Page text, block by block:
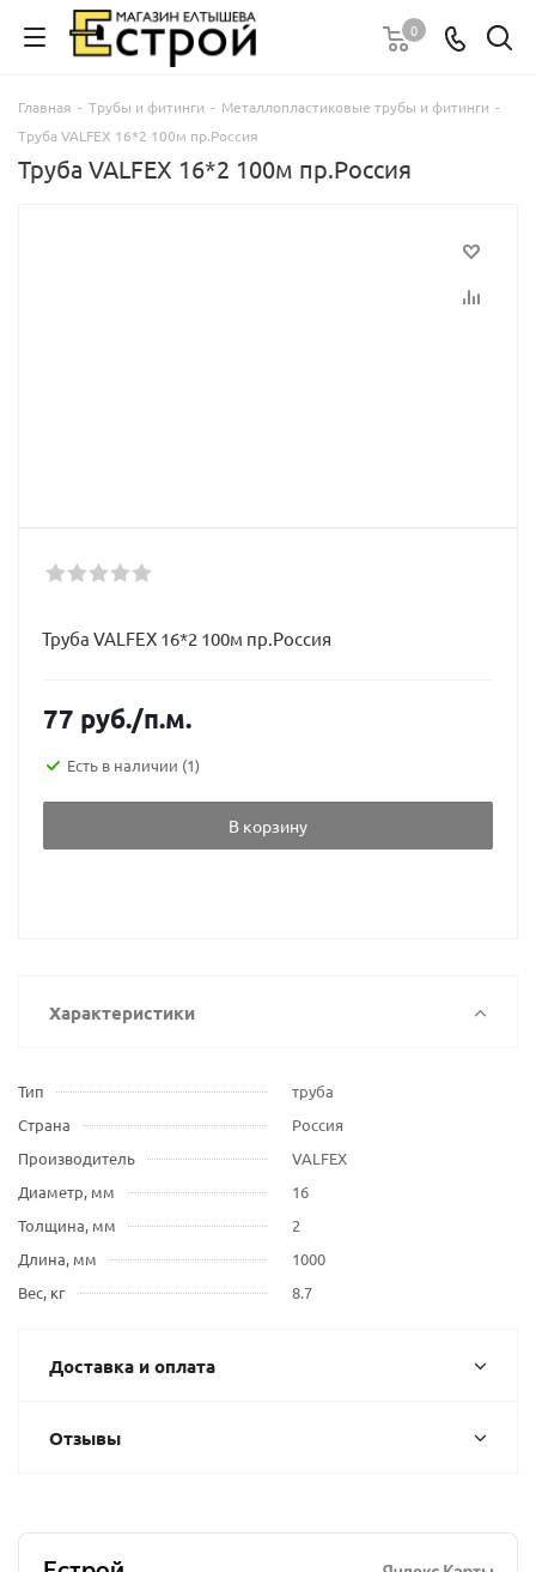
0
Главная - Трубы и фитинги - Металлопластиковые трубы и фитинги -
Труба VALFEX 16*2 100м пр.Россия
Труба VALFEX 16*2 100м пр.Россия
Труба VALFEX 16*2 100м пр.Россия
77 руб./п.м.
Есть в наличии (1)
В корзину
Характеристики
Тип
труба
Страна
Россия
Производитель
VALFEX
Диаметр, мм
16
Толщина, мм
2
Длина, мм
1000
Вес, кг
8.7
Доставка и оплата
Отзывы